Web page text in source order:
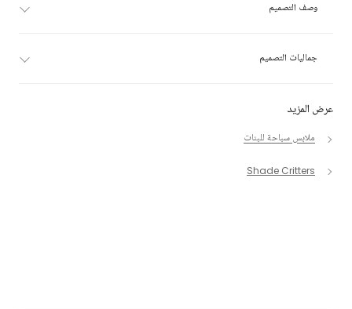
عرض المزيد
ملابس سباحة للبنات
Shade Critters
وصف التصميم
جماليات التصميم